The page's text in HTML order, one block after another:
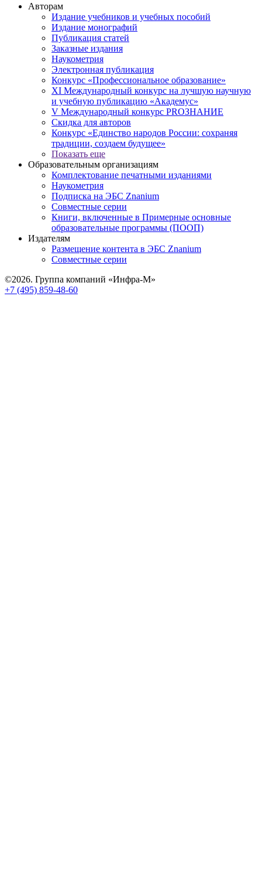
Авторам
Издание учебников и учебных пособий
Издание монографий
Публикация статей
Заказные издания
Наукометрия
Электронная публикация
Конкурс «Профессиональное образование»
XI Международный конкурс на лучшую научную
и учебную публикацию «Академус»
V Международный конкурс PROЗНАНИЕ
Скидка для авторов
Конкурс «Единство народов России: сохраняя
традиции, создаем будущее»
Показать еще
Образовательным организациям
Комплектование печатными изданиями
Наукометрия
Подписка на ЭБС Znanium
Совместные серии
Книги, включенные в Примерные основные
образовательные программы (ПООП)
Издателям
Размещение контента в ЭБС Znanium
Совместные серии
©2026. Группа компаний «Инфра-М»
+7 (495) 859-48-60